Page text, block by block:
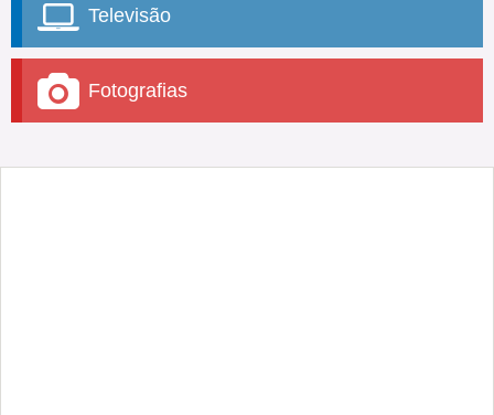
Televisão
Fotografias